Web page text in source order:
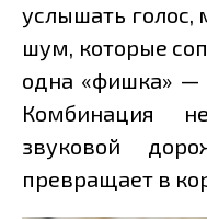
услышать
шум, которые
одна «фишка» —
Комбинация
звуковой
превращает в